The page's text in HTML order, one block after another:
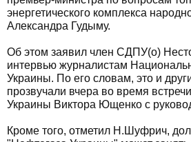
энергетического комплекса
Александра Гудыму.
Об этом заявил член СДПУ(о)
интервью журналистам
Украины. По его словам, это и
прозвучали вчера во время
Украины Виктора Ющенко с
Кроме того, отметил Н.Шуфрич,